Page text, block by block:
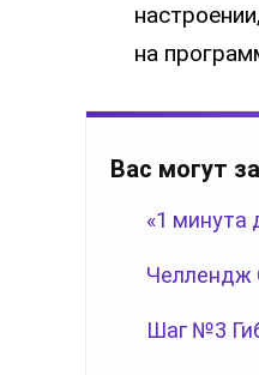
на
Вас могут
«1 минута
Челлендж
Шаг №3